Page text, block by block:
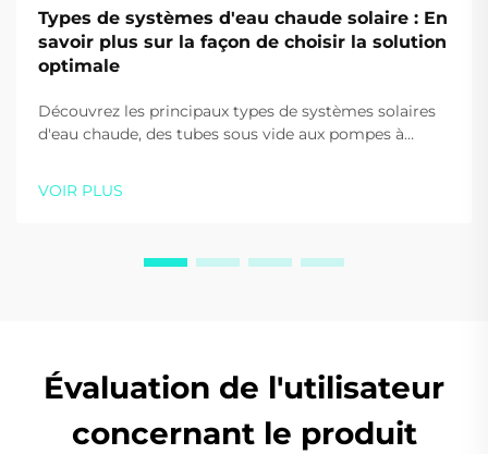
Types de systèmes d'eau chaude solaire : En
savoir plus sur la façon de choisir la solution
optimale
Découvrez les principaux types de systèmes solaires
d'eau chaude, des tubes sous vide aux pompes à
d'experts dès aujourd'hui.
VOIR PLUS
Évaluation de l'utilisateur
concernant le produit